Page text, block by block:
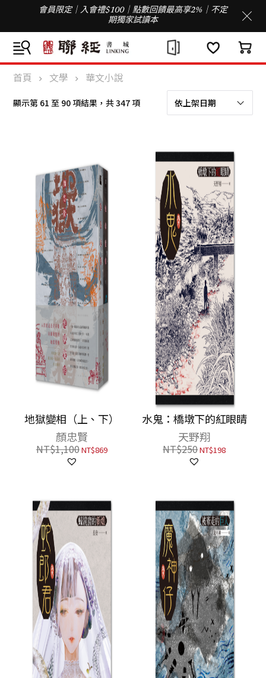
會員限定｜入會禮$100｜點數回饋最高享2%｜不定
期獨家試讀本
首頁 文學 華文小說
顯示第 61 至 90 項結果，共 347 項依
最
地獄變相（上、下）
顏忠賢
NT$1,100NT$869
水鬼：橋墩下的紅眼睛
天野翔
NT$250NT$198